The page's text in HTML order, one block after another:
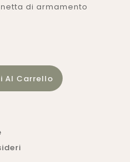
di armamento
Al Carrello